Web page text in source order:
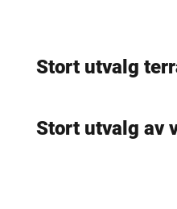
Stort utvalg
Stort utvalg av